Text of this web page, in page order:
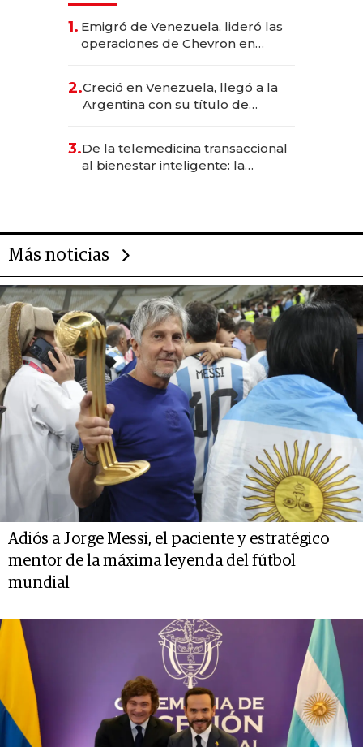
1. Emigró de Venezuela, lideró las
operaciones de Chevron en
2.Creció en Venezuela, llegó a la
Argentina con su título de
las marcas "fast premium"
3.De la telemedicina transaccional
al bienestar inteligente: la
Más noticias
Adiós a Jorge Messi, el paciente y estratégico
mentor de la máxima leyenda del fútbol
mundial